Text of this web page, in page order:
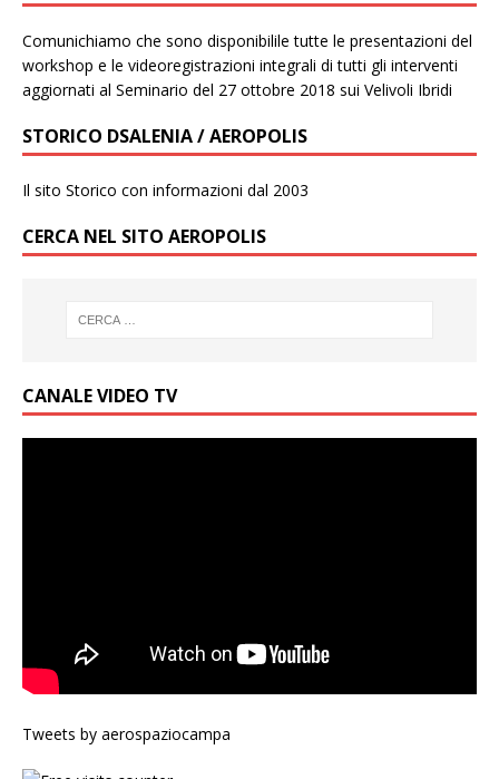
Comunichiamo che sono disponibilile tutte le presentazioni del
workshop e le videoregistrazioni integrali di tutti gli interventi
aggiornati al Seminario del 27 ottobre 2018 sui Velivoli Ibridi
STORICO DSALENIA / AEROPOLIS
Il sito Storico con informazioni dal 2003
CERCA NEL SITO AEROPOLIS
CANALE VIDEO TV
Tweets by aerospaziocampa